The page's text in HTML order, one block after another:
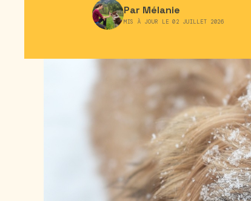
Par Mélanie
MIS À JOUR LE 02 JUILLET 2026